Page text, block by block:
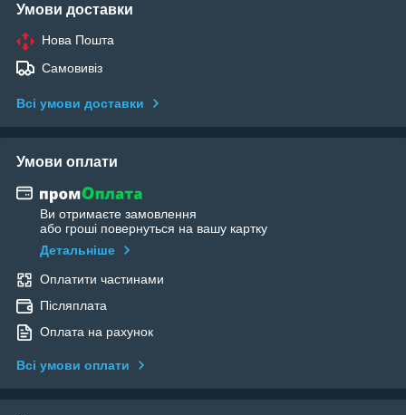
Умови доставки
Нова Пошта
Самовивіз
Всі умови доставки
Умови оплати
Ви отримаєте замовлення
або гроші повернуться на вашу картку
Детальніше
Оплатити частинами
Післяплата
Оплата на рахунок
Всі умови оплати